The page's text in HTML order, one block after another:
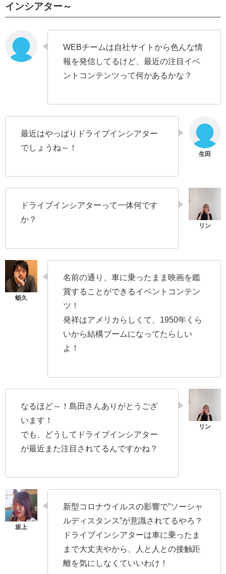
インシアター～
WEBチームは自社サイトから色んな情
報を発信してるけど、最近の注目イベ
ントコンテンツって何かあるかな？
最近はやっぱりドライブインシアター
でしょうね～！
ドライブインシアターって一体何です
か？
名前の通り、車に乗ったまま映画を鑑
賞することができるイベントコンテン
ツ！
発祥はアメリカらしくて、1950年くら
いから結構ブームになってたらしい
よ！
なるほど～！島田さんありがとうござ
います！
でも、どうしてドライブインシアター
が最近また注目されてるんですかね？
新型コロナウイルスの影響で”ソーシャ
ルディスタンス”が意識されてるやろ？
ドライブインシアターは車に乗ったま
まで大丈夫やから、人と人との接触距
離を気にしなくていいわけ！